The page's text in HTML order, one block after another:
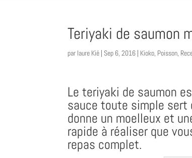
Teriyaki de saumon
par laure Kié | Sep 6, 2016 | Kioko, Poisson,
Le teriyaki de saumon
sauce toute simple sert
donne un moelleux et
rapide à réaliser que
repas complet.